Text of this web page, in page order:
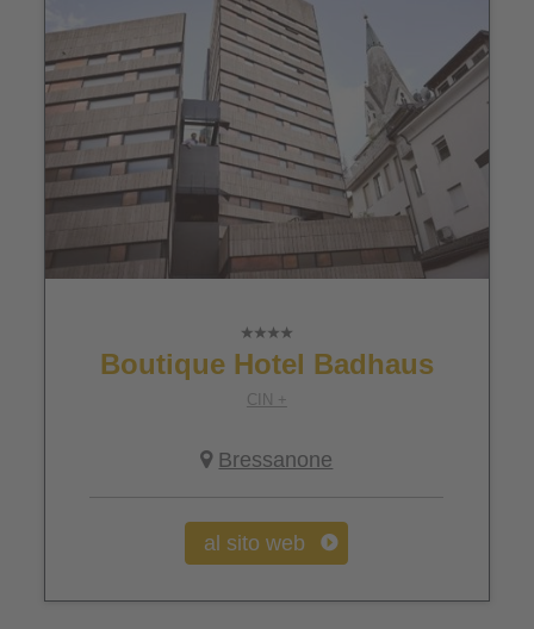
Boutique Hotel Badhaus
CIN +
Bressanone
al sito web